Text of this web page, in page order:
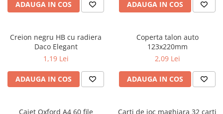
Cutii sandwich și caserole
Termosuri
Pahare și sticle pentru scoală
Cutii pentru depozitare
Caiete școlare și hârtie
ADAUGA IN COS ADAUGA IN COS
Creion negru HB cu radiera
Daco Elegant
1,19 Lei
ADAUGA IN COS
Coperta talon auto
123x220mm
2,09 Lei
ADAUGA IN COS
Caiet Oxford A4 60 file
Carti de joc maghiara 32 carti